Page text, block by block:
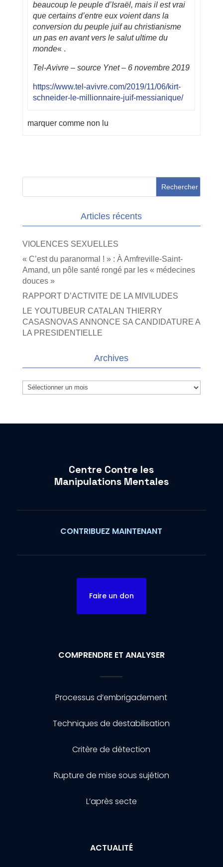
beaucoup le peuple d’Israël, mais il est vrai
que certains d’entre eux voient dans la
conversion du peuple juif au christianisme
un pas en avant vers le salut ultime du
monde« .
Tel-Avivre – source Ynet – 6 novembre 2019
https://www.tel-avivre.com/2019/11/06/kirt-
schneider-le-millionnaire-juif-messianique/
marquer comme non lu
Articles récents
VIOLENCES SEXUELLES
« C’est du paranormal ! » : À Amfreville-Saint-
Amand, un pôle santé rongé par les « médecines
douces »
RAPPORT D’ACTIVITE DE LA MIVILUDES
LE YOUTUBEUR CATALAN THIERRY
CASASNOVAS ANNONCE SA CANDIDATURE A
LA PRESIDENTIELLE
Archives
Archives
Centre Contre les
Manipulations Mentales
CONTRIBUEZ MAINTENANT
Faire un don
COMPRENDRE ET ANALYSER
Processus d’embrigadement
Techniques de destabilisation
Critère de détection
Rupture de mise sous sujétion
L’après secte
ACTUALITÉ